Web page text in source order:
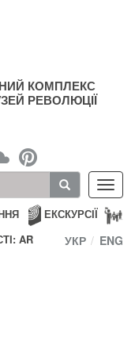
КОМПЛЕКС
РЕВОЛЮЦІЇ
ЕКСКУРСІЇ
AR
УКР ENG